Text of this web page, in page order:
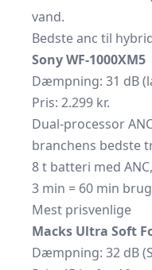
vand.
Bedste anc til
Sony WF-1000XM5
Dæmpning: 31 dB
Pris: 2.299 kr.
Dual-processor
branchens bedste
8 t batteri med
3 min = 60 min
Mest prisvenlige
Macks Ultra Soft
Dæmpning: 32 dB